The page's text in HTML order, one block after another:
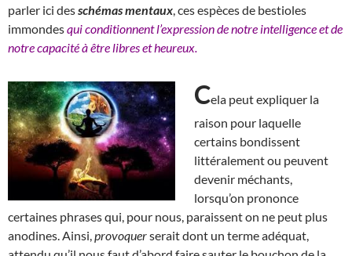
parler ici desschémas mentaux , ces espèces de bestioles
immondesqui conditionnent l’expression de notre intelligence et de
notre capacité à être libres et heureux.
Cela peut expliquer la
raison pour laquelle
certains bondissent
littéralement ou peuvent
devenir méchants,
lorsqu’on prononce
certaines phrases qui, pour nous, paraissent on ne peut plus
anodines. Ainsi, provoquerserait dont un terme adéquat,